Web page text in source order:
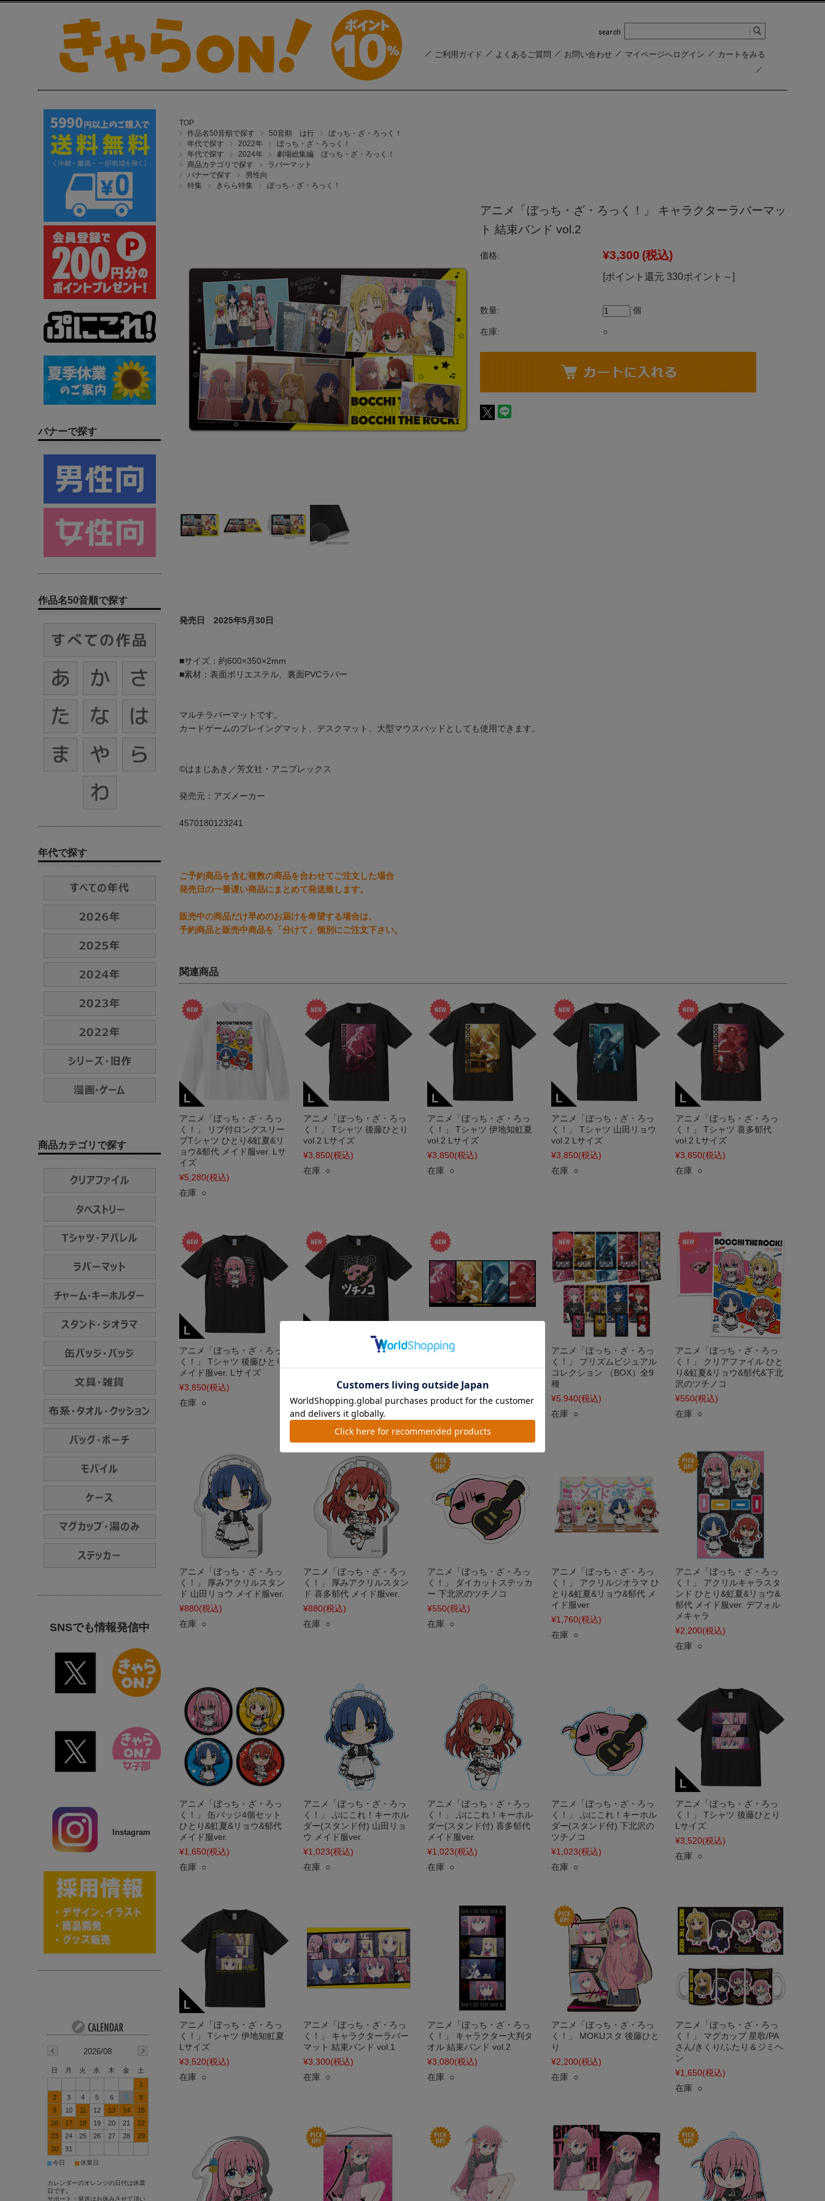
ご利用ガイド よくあるご質問 お問い合わせ マイページへログイン カートをみる
TOP
作品名50音順で探す
50音順 は行
ぼっち・ざ・ろっく！
年代で探す
2022年
ぼっち・ざ・ろっく！
年代で探す
2024年
劇場総集編 ぼっち・ざ・ろっく！
商品カテゴリで探す
ラバーマット
バナーで探す
男性向
特集
きらら特集 ぼっち・ざ・ろっく！
アニメ「ぼっち・ざ・ろっく！」 キャラクターラバーマッ
ト 結束バンド vol.2
価格: ¥3,300 (税込)
[ポイント還元 330ポイント～]
数量: 個
在庫: ○
発売日 2025年5月30日
■サイズ：約600×350×2mm
■素材：表面ポリエステル、裏面PVCラバー
マルチラバーマットです。
カードゲームのプレイングマット、デスクマット、大型マウスパッドとしても使用できます。
©はまじあき／芳文社・アニプレックス
発売元：アズメーカー
4570180123241
ご予約商品を含む複数の商品を合わせてご注文した場合
発売日の一番遅い商品にまとめて発送致します。
販売中の商品だけ早めのお届けを希望する場合は、
予約商品と販売中商品を「分けて」個別にご注文下さい。
関連商品
アニメ「ぼっち・ざ・ろっ
く！」 リブ付ロングスリー
ブTシャツ ひとり&虹夏&リ
ョウ&郁代 メイド服ver. Lサ
イズ
¥5,280(税込)
在庫 ○
アニメ「ぼっち・ざ・ろっ
く！」 Tシャツ 後藤ひとり
vol.2 Lサイズ
¥3,850(税込)
在庫 ○
アニメ「ぼっち・ざ・ろっ
く！」 Tシャツ 伊地知虹夏
vol.2 Lサイズ
¥3,850(税込)
在庫 ○
アニメ「ぼっち・ざ・ろっ
く！」 Tシャツ 山田リョウ
vol.2 Lサイズ
¥3,850(税込)
在庫 ○
アニメ「ぼっち・ざ・ろっ
く！」 Tシャツ 喜多郁代
vol.2 Lサイズ
¥3,850(税込)
在庫 ○
アニメ「ぼっち・ざ・ろっ
く！」 Tシャツ 後藤ひとり
メイド服ver. Lサイズ
¥3,850(税込)
在庫 ○
アニメ「ぼっち・ざ・ろっ
(税込)
在庫 ○
アニメ「ぼっち・ざ・ろっ
¥3,300(税込)
在庫 ○
アニメ「ぼっち・ざ・ろっ
く！」 プリズムビジュアル
コレクション （BOX）全9
種
¥5,940(税込)
在庫 ○
アニメ「ぼっち・ざ・ろっ
く！」 クリアファイル ひと
り&虹夏&リョウ&郁代&下北
沢のツチノコ
¥550(税込)
在庫 ○
アニメ「ぼっち・ざ・ろっ
く！」 厚みアクリルスタン
ド 山田リョウ メイド服ver.
¥880(税込)
在庫 ○
アニメ「ぼっち・ざ・ろっ
く！」 厚みアクリルスタン
ド 喜多郁代 メイド服ver.
¥880(税込)
在庫 ○
アニメ「ぼっち・ざ・ろっ
く！」 ダイカットステッカ
ー 下北沢のツチノコ
¥550(税込)
在庫 ○
アニメ「ぼっち・ざ・ろっ
く！」 アクリルジオラマ ひ
とり&虹夏&リョウ&郁代 メ
イド服ver.
¥1,760(税込)
在庫 ○
アニメ「ぼっち・ざ・ろっ
く！」 アクリルキャラスタ
ンド ひとり&虹夏&リョウ&
郁代 メイド服ver. デフォル
メキャラ
¥2,200(税込)
在庫 ○
アニメ「ぼっち・ざ・ろっ
く！」 缶バッジ4個セット
ひとり&虹夏&リョウ&郁代
メイド服ver.
¥1,650(税込)
在庫 ○
アニメ「ぼっち・ざ・ろっ
く！」 ぷにこれ！キーホル
ダー(スタンド付) 山田リョ
ウ メイド服ver.
¥1,023(税込)
在庫 ○
アニメ「ぼっち・ざ・ろっ
く！」 ぷにこれ！キーホル
ダー(スタンド付) 喜多郁代
メイド服ver.
¥1,023(税込)
在庫 ○
アニメ「ぼっち・ざ・ろっ
く！」 ぷにこれ！キーホル
ダー(スタンド付) 下北沢の
ツチノコ
¥1,023(税込)
在庫 ○
アニメ「ぼっち・ざ・ろっ
く！」 Tシャツ 後藤ひとり
Lサイズ
¥3,520(税込)
在庫 ○
アニメ「ぼっち・ざ・ろっ
く！」 Tシャツ 伊地知虹夏
Lサイズ
¥3,520(税込)
在庫 ○
アニメ「ぼっち・ざ・ろっ
く！」 キャラクターラバー
マット 結束バンド vol.1
¥3,300(税込)
在庫 ○
アニメ「ぼっち・ざ・ろっ
く！」 キャラクター大判タ
オル 結束バンド vol.2
¥3,080(税込)
在庫 ○
アニメ「ぼっち・ざ・ろっ
く！」 MOKUスタ 後藤ひと
り
¥2,200(税込)
在庫 ○
アニメ「ぼっち・ざ・ろっ
く！」 マグカップ 星歌/PA
さん/きくり/ふたり＆ジミヘ
ン
¥1,650(税込)
在庫 ○
バナーで探す
作品名50音順で探す
年代で探す
商品カテゴリで探す
SNSでも情報発信中
Instagram
2026/08
日 月 火 水 木 金
土
1
2
3 4 5 6 7
8
9
10 11 12 13 14
15
16
17 18 19 20 21
22
23
24 25 26 27 28
29
30
31
■今日 ■休業日
カレンダーのオレンジの日付は休業
日です。
サポート・発送はお休みさせて頂い